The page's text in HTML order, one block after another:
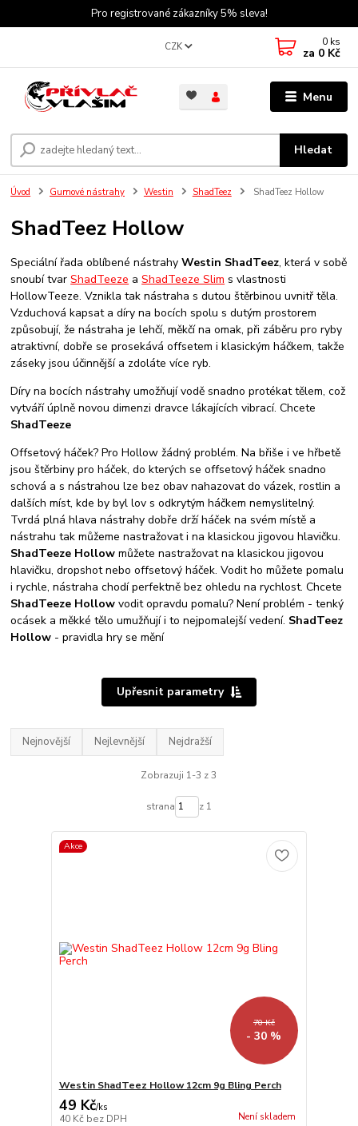
Pro registrované zákazníky 5% sleva!
Menu
CZK
Hledat
0 ks
za 0 Kč
Úvod Gumové nástrahy Westin ShadTeez ShadTeez Hollow
ShadTeez Hollow
Speciální řada oblíbené nástrahyWestin ShadTeez, která v sobě
snoubí tvarShadTeeze aShadTeeze Slim s vlastnosti
HollowTeeze. Vznikla tak nástraha s dutou štěrbinou uvnitř těla.
Vzduchová kapsat a díry na bocích spolu s dutým prostorem
způsobují, že nástraha je lehčí, měkčí na omak, při záběru pro ryby
atraktivní, dobře se prosekává offsetem i klasickým háčkem, takže
záseky jsou účinnější a zdoláte více ryb.
Díry na bocích nástrahy umožňují vodě snadno protékat tělem, což
vytváří úplně novou dimenzi dravce lákajících vibrací. Chcete
ShadTeeze
Offsetový háček? Pro Hollow žádný problém. Na břiše i ve hřbetě
jsou štěrbiny pro háček, do kterých se offsetový háček snadno
schová a s nástrahou lze bez obav nahazovat do vázek, rostlin a
dalších míst, kde by byl lov s odkrytým háčkem nemyslitelný.
Tvrdá plná hlava nástrahy dobře drží háček na svém místě a
nástrahu tak můžeme nastražovat i na klasickou jigovou hlavičku.
ShadTeeze Hollow můžete nastražovat na klasickou jigovou
hlavičku, dropshot nebo offsetový háček. Vodit ho můžete pomalu
i rychle, nástraha chodí perfektně bez ohledu na rychlost. Chcete
ShadTeeze Hollow vodit opravdu pomalu? Není problém - tenký
ocásek a měkké tělo umužňují i to nejpomalejší vedení. ShadTeez
Hollow - pravidla hry se mění
Upřesnit parametry
Nejnovější Nejlevnější Nejdražší
Zobrazuji 1-3 z 3
strana z 1
Akce
70 Kč
- 30 %
Westin ShadTeez Hollow 12cm 9g Bling Perch
49 Kč/ks
40 Kč bez DPH Není skladem